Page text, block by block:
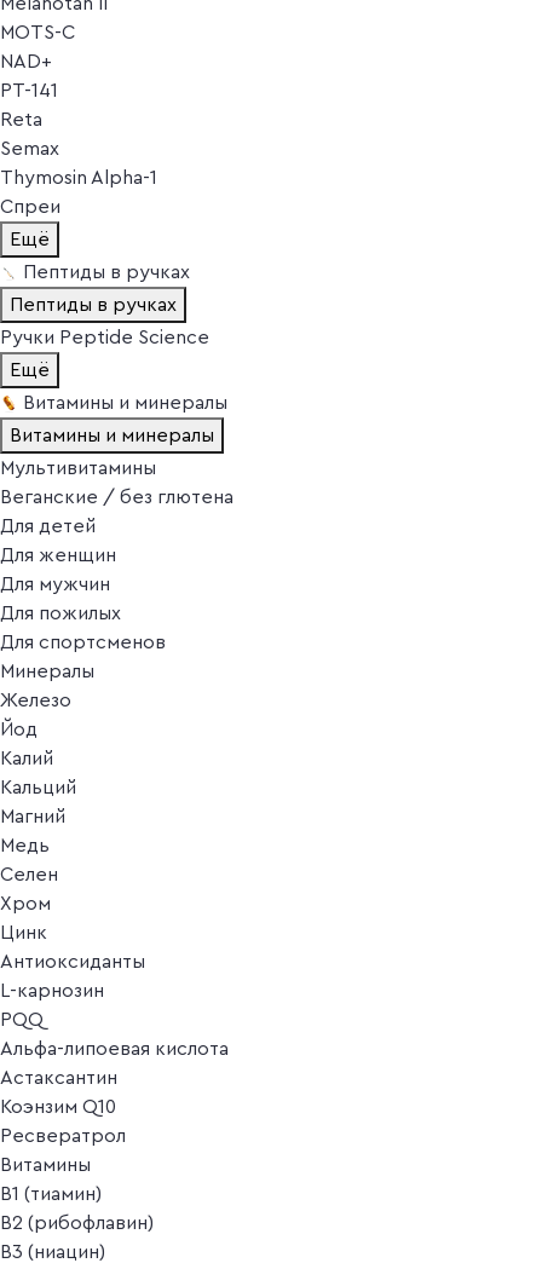
MOTS-C
NAD+
PT-141
Reta
Semax
Thymosin Alpha-1
Спреи
Ещё
Пептиды в ручках
Пептиды в ручках
Ручки Peptide Science
Ещё
Витамины и минералы
Витамины и минералы
Мультивитамины
Веганские / без глютена
Для детей
Для женщин
Для мужчин
Для пожилых
Для спортсменов
Минералы
Железо
Йод
Калий
Кальций
Магний
Медь
Селен
Хром
Цинк
Антиоксиданты
L-карнозин
PQQ
Альфа-липоевая кислота
Астаксантин
Коэнзим Q10
Ресвератрол
Витамины
B1 (тиамин)
B2 (рибофлавин)
B3 (ниацин)